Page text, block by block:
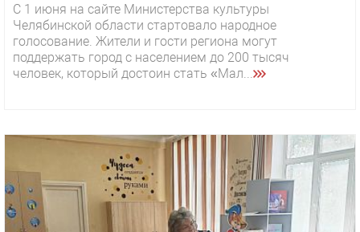
С 1 июня на сайте Министерства культуры
Челябинской области стартовало народное
голосование. Жители и гости региона могут
поддержать город с населением до 200 тысяч
человек, который достоин стать «Мал...